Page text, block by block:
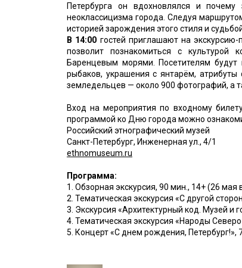
Петербурга он вдохновлялся и
неоклассицизма города. Следуя
историей зарождения этого стиля и
В 14:00 гостей приглашают на
позволит познакомиться с культурой
Баренцевым морями. Посетителям
рыбаков, украшения с янтарём,
земледельцев — около 900 фотографий, а
Вход на мероприятия по входному
программой ко Дню города можно
Российский этнографический музей
Санкт-Петербург, Инженерная ул., 4/1
ethnomuseum.ru
Программа:
1. Обзорная экскурсия, 90 мин., 14+ (26 мая
2. Тематическая экскурсия «С другой
3. Экскурсия «Архитектурный код. Музей и
4. Тематическая экскурсия «Народы
5. Концерт «С днем рождения, Петербург!»,